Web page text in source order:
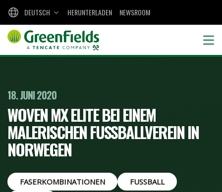
HERUNTERLADEN NEWSROOM
DEUTSCH
18. JUNI 2020
WOVEN MX ELITE BEI EINEM
MALERISCHEN FUSSBALLVEREIN IN N
ORWEGEN
FASERKOMBINATIONEN
FUSSBALL